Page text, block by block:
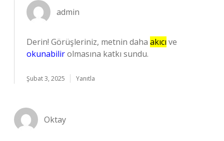
admin
Derin! Görüşleriniz, metnin daha akıcı ve
okunabilirolmasına katkı sundu.
Şubat 3, 2025 Yanıtla
Oktay